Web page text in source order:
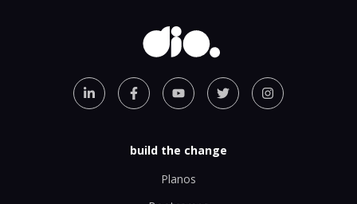
build the change
Planos